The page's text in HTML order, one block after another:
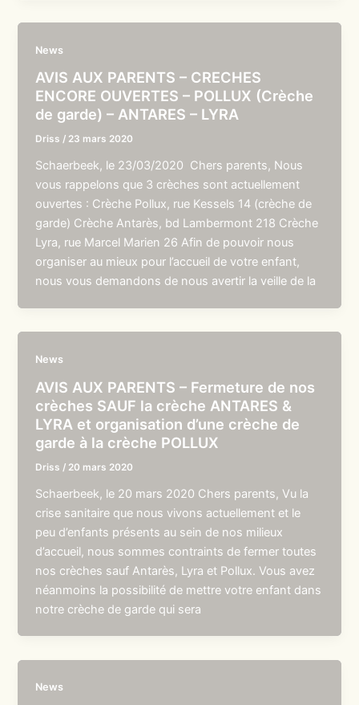
News
AVIS AUX PARENTS – CRECHES
ENCORE OUVERTES – POLLUX (Crèche
de garde) – ANTARES – LYRA
Driss / 23 mars 2020
Schaerbeek, le 23/03/2020 Chers parents, Nous
vous rappelons que 3 crèches sont actuellement
ouvertes : Crèche Pollux, rue Kessels 14 (crèche de
garde) Crèche Antarès, bd Lambermont 218 Crèche
Lyra, rue Marcel Marien 26 Afin de pouvoir nous
organiser au mieux pour l’accueil de votre enfant,
nous vous demandons de nous avertir la veille de la
News
AVIS AUX PARENTS – Fermeture de nos
crèches SAUF la crèche ANTARES &
LYRA et organisation d’une crèche de
garde à la crèche POLLUX
Driss / 20 mars 2020
Schaerbeek, le 20 mars 2020 Chers parents, Vu la
crise sanitaire que nous vivons actuellement et le
peu d’enfants présents au sein de nos milieux
d’accueil, nous sommes contraints de fermer toutes
nos crèches sauf Antarès, Lyra et Pollux. Vous avez
néanmoins la possibilité de mettre votre enfant dans
notre crèche de garde qui sera
News